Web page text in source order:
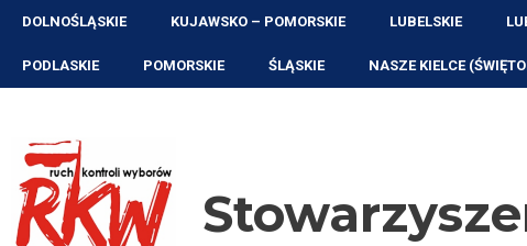
Przejdź
treści
DOLNOŚLĄSKIE KUJAWSKO – POMORSKIE LUBELSKIE
PODLASKIE POMORSKIE ŚLĄSKIE NASZE KIELCE